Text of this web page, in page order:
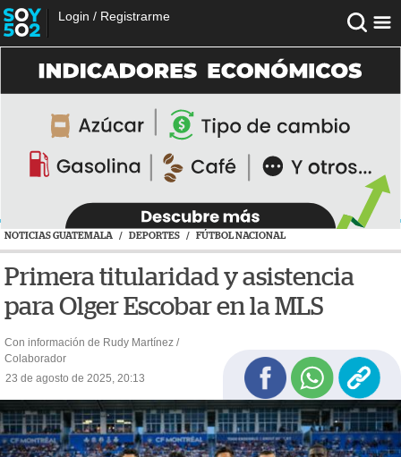
Login / Registrarme
NOTICIAS GUATEMALA / DEPORTES / FÚTBOL NACIONAL
Primera titularidad y asistencia
para Olger Escobar en la MLS
Con información de Rudy Martínez /
Colaborador
23 de agosto de 2025, 20:13